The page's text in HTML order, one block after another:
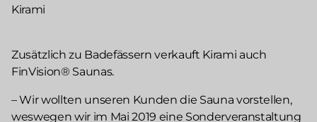
Kirami
Zusätzlich zu Badefässern verkauft Kirami auch
FinVision® Saunas.
– Wir wollten unseren Kunden die Sauna vorstellen,
weswegen wir im Mai 2019 eine Sonderveranstaltung